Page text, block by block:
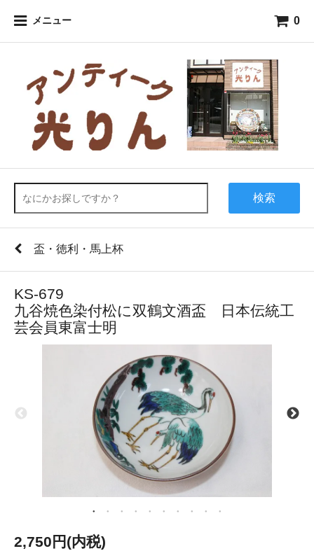
メニュー 0
検索
盃・徳利・馬上杯
KS-679
九谷焼色染付松に双鶴文酒盃 日本伝統工
芸会員東富士明
2,750円(内税)